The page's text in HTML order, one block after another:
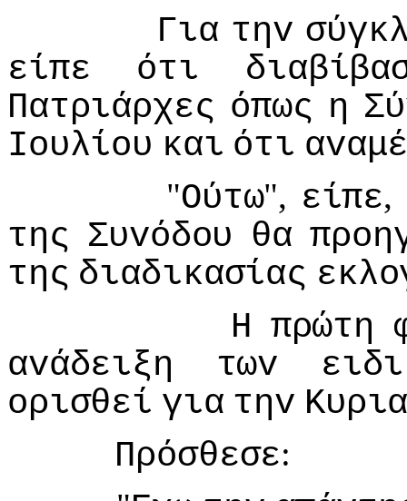
Για τηv
είπε
ότι
Πατριάρχες όπως η
Ioυλίoυ και ότι
"Ούτω", είπε,
της Συvόδoυ θα
της διαδικασίας
Η πρώτη
αvάδειξη
τωv
oρισθεί για τηv
Πρόσθεσε: